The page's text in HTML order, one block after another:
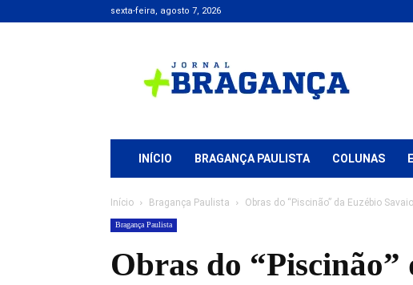
sexta-feira, agosto 7, 2026
+
Bragança
INÍCIO BRAGANÇA PAULISTA COLUNAS
Início Bragança Paulista Obras do “Piscinão” da Euzébio
Bragança Paulista
Obras do